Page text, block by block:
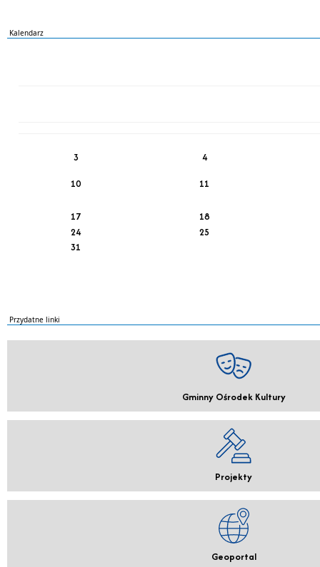
Kalendarz
3
4
10
11
17
18
24
25
31
Przydatne linki
Gminny Ośrodek Kultury
Projekty
Geoportal